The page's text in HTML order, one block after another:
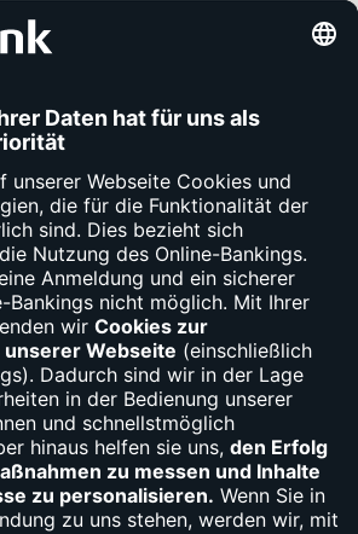
– was tun?
gibt es ein paar Erste-Hilfe-
trennen
laufen lassen
einrichten